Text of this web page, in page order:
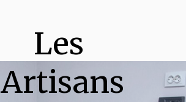
Les
Artisans